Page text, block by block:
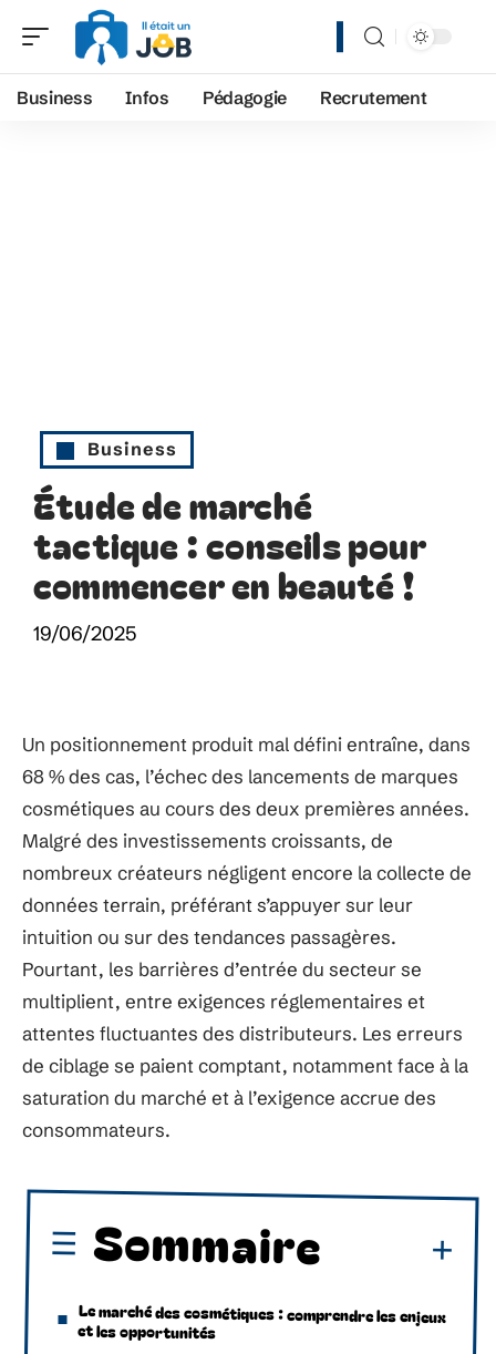
Business Infos Pédagogie Recrutement
Business
Étude de marché
tactique : conseils pour
commencer en beauté !
19/06/2025
Un positionnement produit mal défini entraîne, dans
68 % des cas, l’échec des lancements de marques
cosmétiques au cours des deux premières années.
Malgré des investissements croissants, de
nombreux créateurs négligent encore la collecte de
données terrain, préférant s’appuyer sur leur
intuition ou sur des tendances passagères.
Pourtant, les barrières d’entrée du secteur se
multiplient, entre exigences réglementaires et
attentes fluctuantes des distributeurs. Les erreurs
de ciblage se paient comptant, notamment face à la
saturation du marché et à l’exigence accrue des
consommateurs.
Sommaire
Le marché des cosmétiques : comprendre les enjeux
et les opportunités